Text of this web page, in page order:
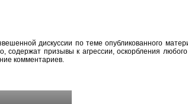
дискуссии по теме опубликованного
призывы к агрессии, оскорбления
комментариев.